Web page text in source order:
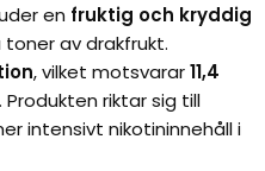
en fruktig och kryddig
av drakfrukt.
, vilket motsvarar11,4
. Produkten riktar sig till
intensivt nikotininnehåll i